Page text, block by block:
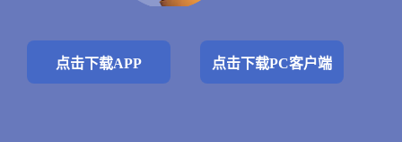
点击下载APP 点击下载PC客户端